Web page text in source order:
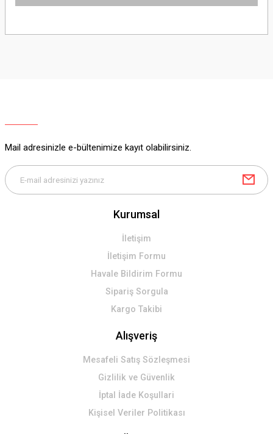
yetersiz gördüğünüz noktaları öneri formunu kullanarak tarafımıza
Bu ürüne benzer farklı alternatifler olmalı.
Gönder
Mail adresinizle e-bültenimize kayıt olabilirsiniz.
Kurumsal
İletişim
İletişim Formu
Havale Bildirim Formu
Sipariş Sorgula
Kargo Takibi
Alışveriş
Mesafeli Satış Sözleşmesi
Gizlilik ve Güvenlik
İptal İade Koşullari
Kişisel Veriler Politikası